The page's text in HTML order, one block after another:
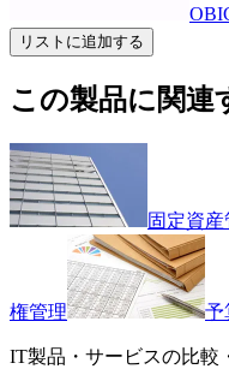
リストに追加する
この製品に関連
固定資産
権管理 予
IT製品・サービスの比較